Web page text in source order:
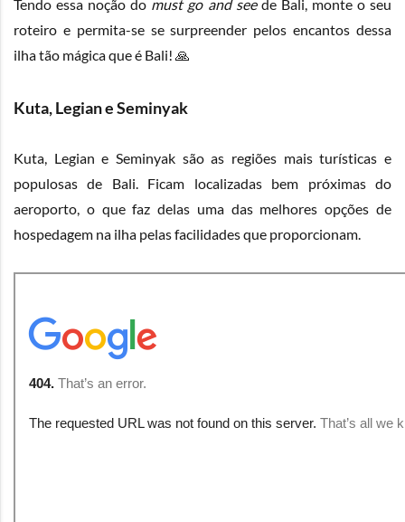
Tendo essa noção do must go and seede Bali, monte o seu
roteiro e permita-se se surpreender pelos encantos dessa
ilha tão mágica que é Bali! 🙏
Kuta, Legian e Seminyak
Kuta, Legian e Seminyak são as regiões mais turísticas e
populosas de Bali. Ficam localizadas bem próximas do
aeroporto, o que faz delas uma das melhores opções de
hospedagem na ilha pelas facilidades que proporcionam.